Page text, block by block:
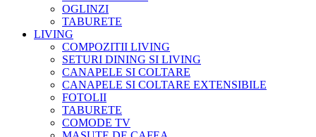
OGLINZI
TABURETE
LIVING
COMPOZITII LIVING
SETURI DINING SI LIVING
CANAPELE SI COLTARE
CANAPELE SI COLTARE EXTENSIBILE
FOTOLII
TABURETE
COMODE TV